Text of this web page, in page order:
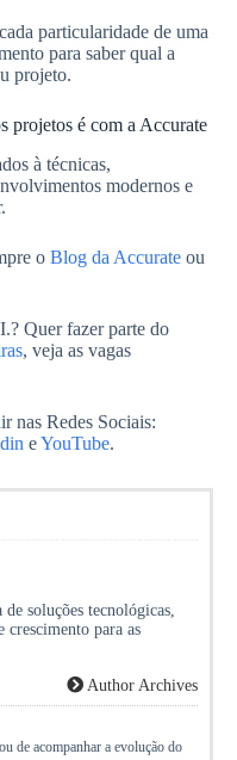
particularidade de uma
para saber qual a
projeto.
projetos é com a Accurate
à técnicas,
modernos e
o Blog da Accurate ou
Quer fazer parte do
, veja as vagas
nas Redes Sociais:
eYouTube.
soluções tecnológicas,
crescimento para as
Author Archives
de acompanhar a evolução do